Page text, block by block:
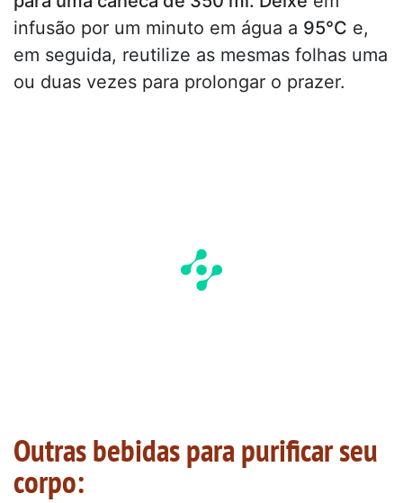
infusão por um minuto em água a 95°C e,
em seguida, reutilize as mesmas folhas uma
ou duas vezes para prolongar o prazer.
Outras bebidas para purificar seu
corpo: